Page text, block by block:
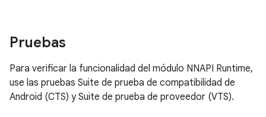
Pruebas
Para verificar la funcionalidad del módulo NNAPI Runtime,
use las pruebas Suite de prueba de compatibilidad de
Android (CTS) y Suite de prueba de proveedor (VTS).